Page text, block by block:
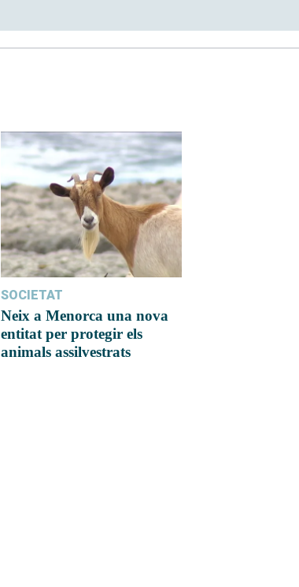
SOCIETAT
Neix a Menorca una nova
entitat per protegir els
animals assilvestrats